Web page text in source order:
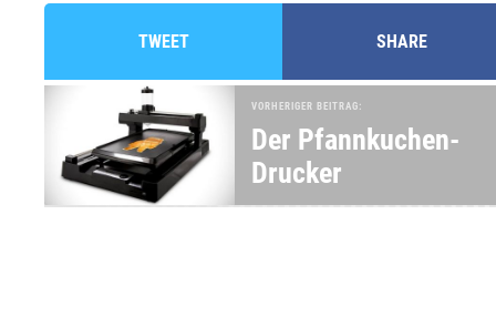
TWEET SHARE
VORHERIGER BEITRAG:
Der Pfannkuchen-
Drucker